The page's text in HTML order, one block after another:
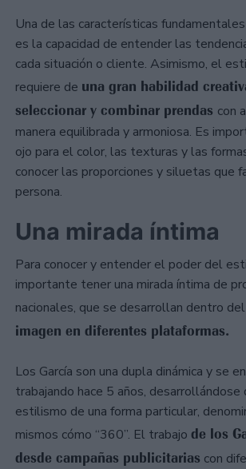
Una de las características
es la capacidad de entender las
cada situación o cliente. Asimismo, el
requiere de una gran habilidad
seleccionar y combinar prendas con
manera equilibrada y armoniosa. Es
ojo para el color, las texturas y las
conocer las proporciones y siluetas que
persona.
Una mirada íntima
Para conocer y entender el poder del
importante tener una mirada íntima de
nacionales, que se desarrollan dentro
imagen en diferentes plataformas.
Los García son una dupla dinámica y se
trabajando hace 5 años,
estilismo de una forma particular,
mismos cómo “360”. El trabajo de los
desde campañas publicitarias con